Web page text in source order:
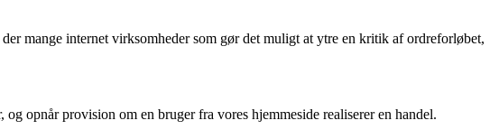
mange internet virksomheder som gør det muligt at ytre en kritik af ordreforløbet,
opnår provision om en bruger fra vores hjemmeside realiserer en handel.